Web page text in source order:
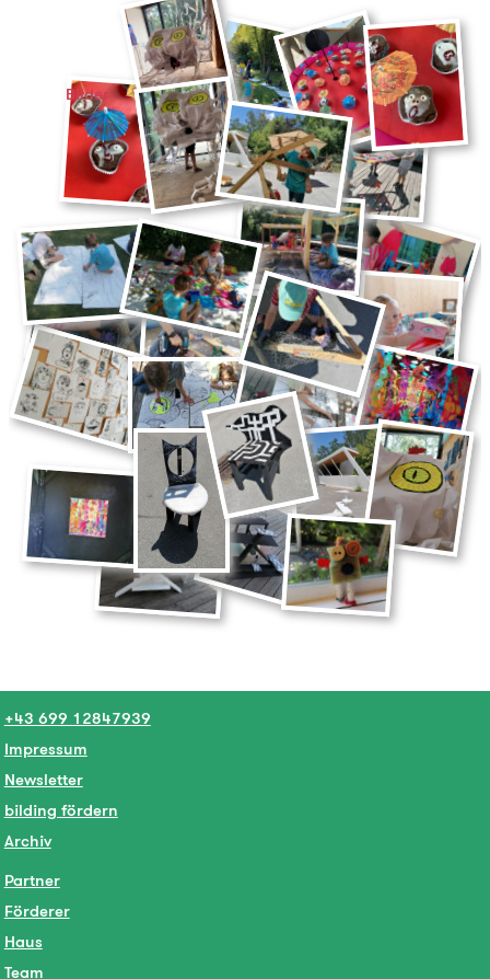
Bilder
+43 699 12847939
Impressum
Newsletter
bilding fördern
Archiv
Partner
Förderer
Haus
Team